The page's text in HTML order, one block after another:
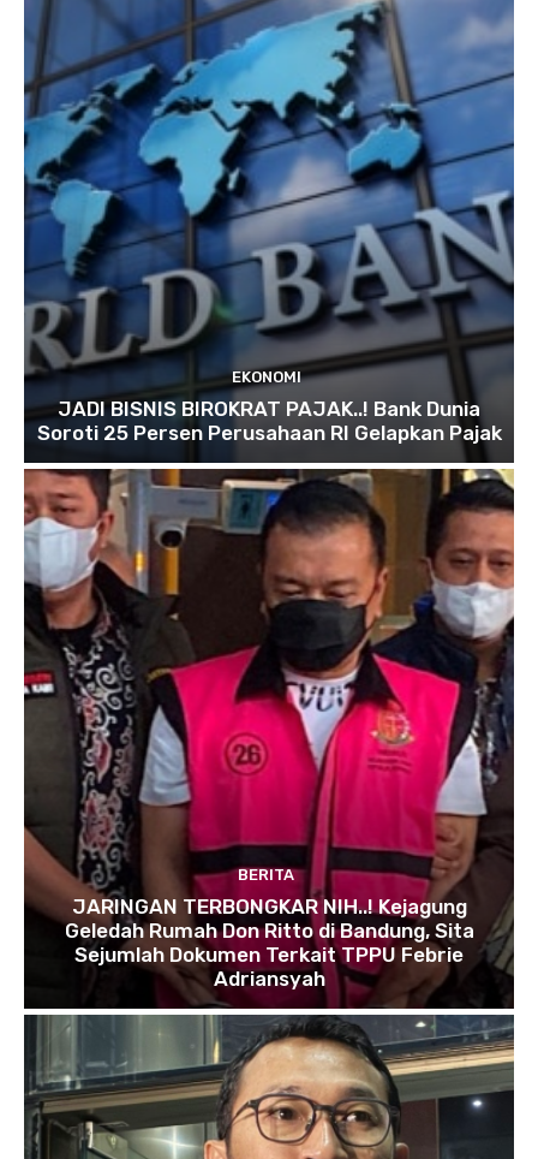
EKONOMI
JADI BISNIS BIROKRAT PAJAK..! Bank Dunia
Soroti 25 Persen Perusahaan RI Gelapkan Pajak
BERITA
JARINGAN TERBONGKAR NIH..! Kejagung
Geledah Rumah Don Ritto di Bandung, Sita
Sejumlah Dokumen Terkait TPPU Febrie
Adriansyah